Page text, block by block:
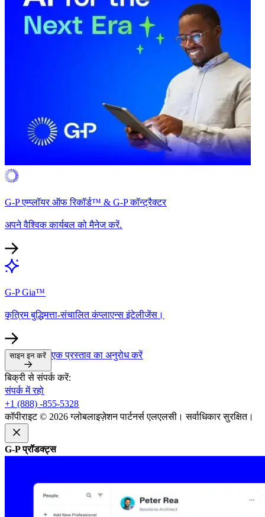
G-P एम्प्लॉयर ऑफ रिकॉर्ड™ & G-P कॉन्ट्रैक्टर​​
अपने वैश्विक कार्यबल को मैनेज करें.​​
G-P Gia™​​
कृत्रिम बुद्धिमत्ता-संचालित कंप्लाएन्स इंटेलीजेंस।​​
साइन इन करें​​ एक प्रस्ताव का अनुरोध करें​​
बिक्री से संपर्क करें:​​
संपर्क में रहो​​
+1 (888) -855-5328​​
कॉपीराइट © 2026 ग्लोबलाइज़ेशन पार्टनर्स एलएलसी। सर्वाधिकार सुरक्षित।​​
G-P प्रॉडक्ट्स​​